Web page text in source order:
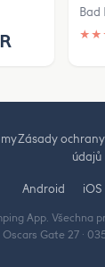
Bad
★ ★
Zásady
údajů
Android iOS
App. Všechna
Oscars Gate 27 ·